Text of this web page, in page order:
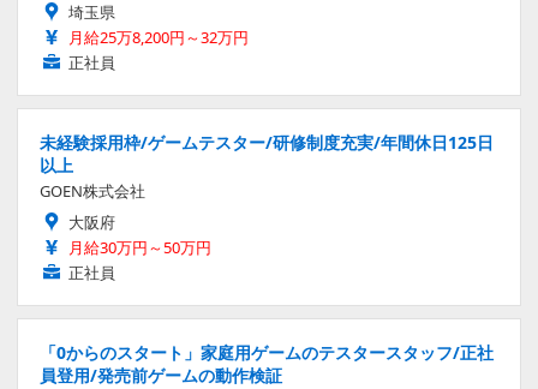
埼玉県
月給25万8,200円～32万円
正社員
未経験採用枠/ゲームテスター/研修制度充実/年間休日125日
以上
GOEN株式会社
大阪府
月給30万円～50万円
正社員
「0からのスタート」家庭用ゲームのテスタースタッフ/正社
員登用/発売前ゲームの動作検証